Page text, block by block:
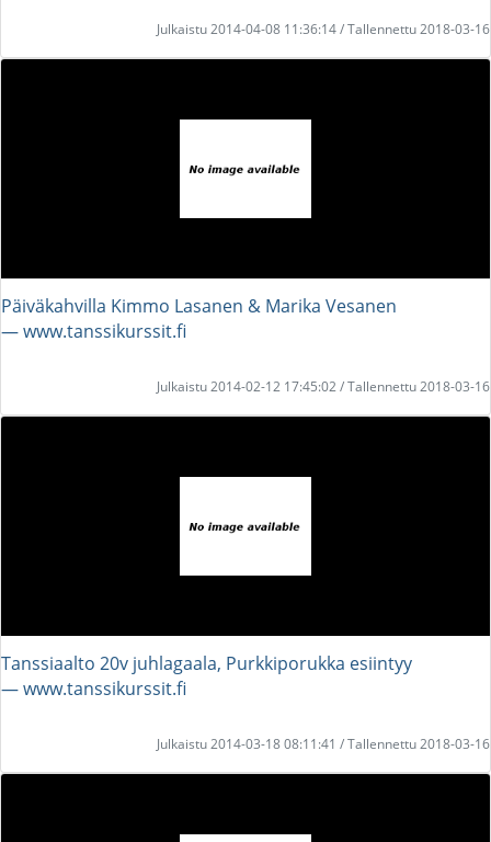
Julkaistu 2014-04-08 11:36:14 / Tallennettu 2018-03-16
Päiväkahvilla Kimmo Lasanen & Marika Vesanen
― www.tanssikurssit.fi
Julkaistu 2014-02-12 17:45:02 / Tallennettu 2018-03-16
Tanssiaalto 20v juhlagaala, Purkkiporukka esiintyy
― www.tanssikurssit.fi
Julkaistu 2014-03-18 08:11:41 / Tallennettu 2018-03-16